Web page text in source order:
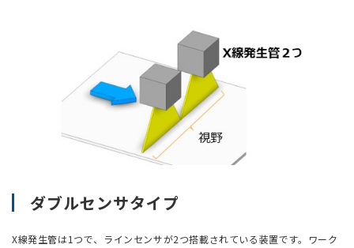
ダブルセンサタイプ
X線発生管は1つで、ラインセンサが2つ搭載されている装置です。ワーク